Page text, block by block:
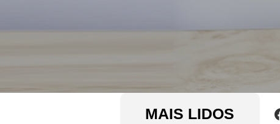
MAIS LIDOS